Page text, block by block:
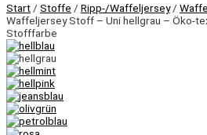
Start / Stoffe / Ripp-/Waffeljersey/
Waffeljersey Stoff – Uni hellgrau – Öko-
Stofffarbe